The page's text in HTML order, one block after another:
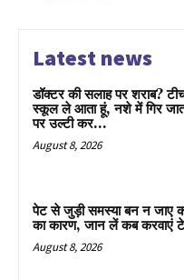
Latest news
डॉक्टर की सलाह पर शराब?
स्कूल ले आता हूं, नशे में गिर
पर उल्टी कर...
August 8, 2026
पेट से जुड़ी समस्या बन न जाए
का कारण, जान लें कब करवाएं
August 8, 2026